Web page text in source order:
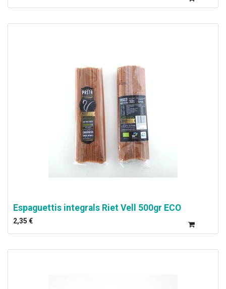
Espaguettis integrals Riet Vell 500gr ECO
2,35 €